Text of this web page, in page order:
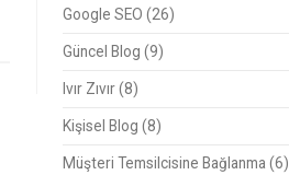
Google SEO (26)
Güncel Blog (9)
Ivır Zıvır(8)
Kişisel Blog (8)
Müşteri Temsilcisine Bağlanma (6)